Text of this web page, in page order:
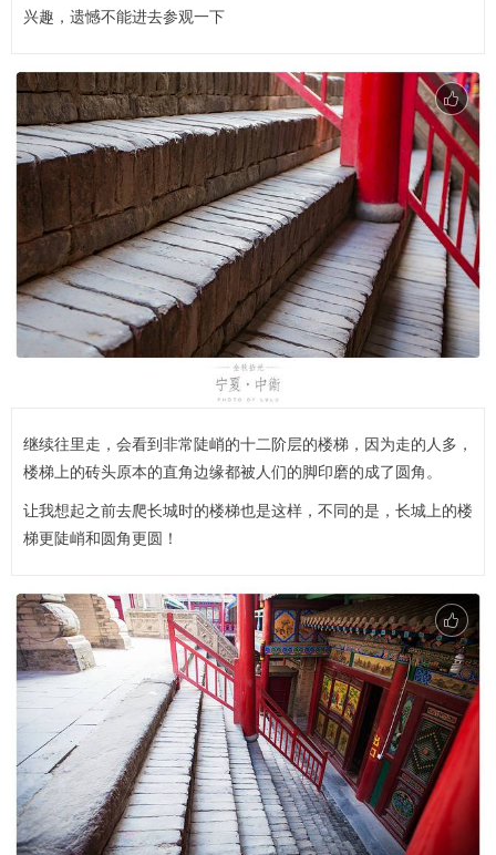
兴趣，遗憾不能进去参观一下
继续往里走，会看到非常陡峭的十二阶层的楼梯，因为走的人多，
楼梯上的砖头原本的直角边缘都被人们的脚印磨的成了圆角。
让我想起之前去爬长城时的楼梯也是这样，不同的是，长城上的楼
梯更陡峭和圆角更圆！